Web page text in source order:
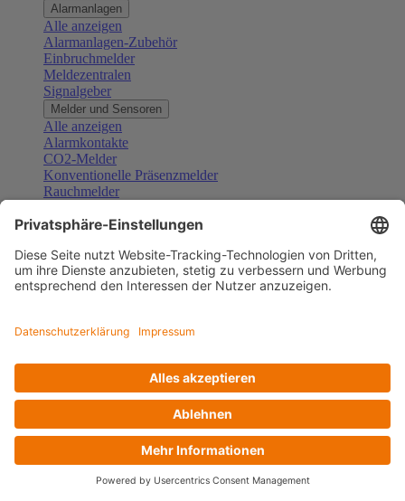
Alarmanlagen
Alle anzeigen
Alarmanlagen-Zubehör
Einbruchmelder
Meldezentralen
Signalgeber
Melder und Sensoren
Alle anzeigen
Alarmkontakte
CO2-Melder
Konventionelle Präsenzmelder
Rauchmelder
Gefahrenmelder
Türsprechanlagen
Alle anzeigen
Außenstationen
Klingeltaster und Gongs
Sprechanlagen-Sets
Zubehör Türkommunikation
Videoüberwachung
Zubehör Videoüberwachung
Alle anzeigen